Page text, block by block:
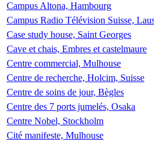
Campus Altona, Hambourg
Campus Radio Télévision Suisse,
Case study house, Saint Georges
Cave et chais, Embres et castelmaure
Centre commercial, Mulhouse
Centre de recherche, Holcim, Suisse
Centre de soins de jour, Bègles
Centre des 7 ports jumelés, Osaka
Centre Nobel, Stockholm
Cité manifeste, Mulhouse